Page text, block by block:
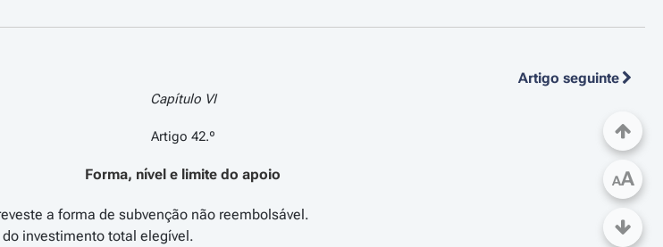
Artigo seguinte
Capítulo VI
Artigo 42.º
Forma, nível e limite do apoio
a forma de subvenção não reembolsável.
investimento total elegível.
AA